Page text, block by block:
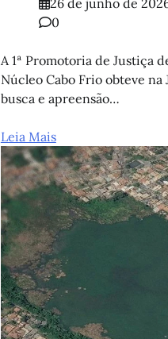
0
A 1ª Promotoria de Justiça
Núcleo Cabo Frio obteve na
busca e apreensão…
Leia Mais